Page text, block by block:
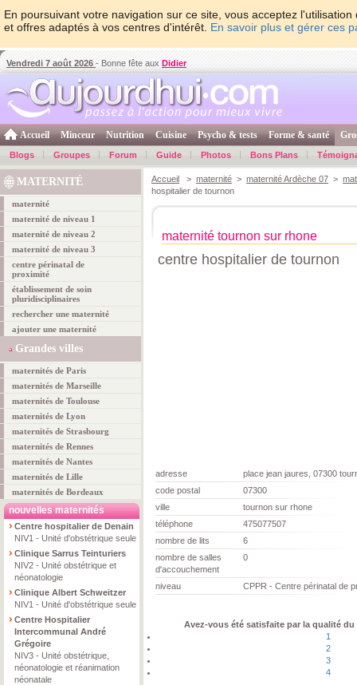
En poursuivant votre navigation sur ce site, vous acceptez
et offres adaptés à vos centres d'intérêt. En savoir plus et gérer ces
Vendredi 7 août 2026 - Bonne fête aux Didier
Accueil Minceur Nutrition Cuisine Psycho & tests Forme & santé
Blogs Groupes Forum Guide Photos Bons Plans
MATERNITÉ
maternité
maternité de niveau 1
maternité de niveau 2
maternité de niveau 3
centre périnatal de
proximité
établissement de soin
pluridisciplinaires
rechercher une maternité
ajouter une maternité
Grandes villes
maternités de Paris
maternités de Marseille
maternités de Toulouse
maternités de Lyon
maternités de Strasbourg
maternités de Rennes
maternités de Nantes
maternités de Lille
maternités de Bordeaux
nouvelles maternités
Centre hospitalier de Denain
NIV1 - Unité d'obstétrique seule
Clinique Sarrus Teinturiers
NIV2 - Unité obstétrique et
néonatologie
Clinique Albert Schweitzer
NIV1 - Unité d'obstétrique seule
Centre Hospitalier
Intercommunal André
Grégoire
NIV3 - Unité obstétrique,
néonatologie et réanimation
néonatale
Accueil > maternité > maternité Ardèche 07 >
hospitalier de tournon
maternité tournon sur rhone
centre hospitalier de tournon
adresse
place jean jaures, 07300
code postal
07300
ville
tournon sur rhone
téléphone
475077507
nombre de lits
6
nombre de salles
d'accouchement
0
niveau CPPR - Centre périnatal de
Avez-vous été satisfaite par la qualité
1
2
3
4